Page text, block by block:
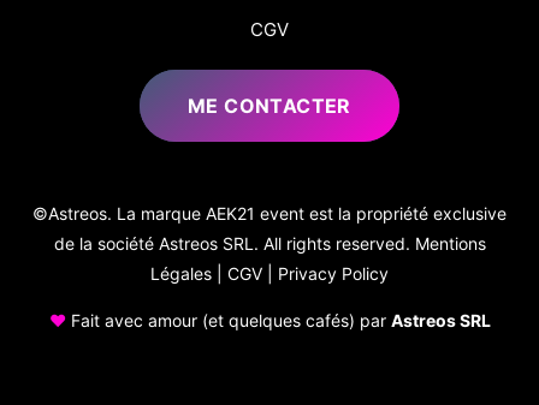
CGV
ME CONTACTER
©Astreos. La marque AEK21 event est la propriété exclusive
de la société Astreos SRL. All rights reserved. Mentions
Légales
CGV Privacy Policy
♥Fait avec amour (et quelques cafés) par Astreos SRL